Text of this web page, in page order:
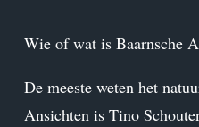
Wie of wat is Baarnsche
De meeste weten het
Ansichten is Tino